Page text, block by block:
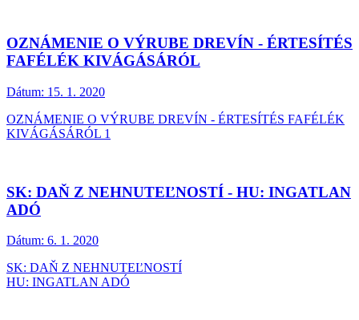
OZNÁMENIE O VÝRUBE DREVÍN - ÉRTESÍTÉS
FAFÉLÉK KIVÁGÁSÁRÓL
Dátum: 15. 1. 2020
OZNÁMENIE O VÝRUBE DREVÍN - ÉRTESÍTÉS FAFÉLÉK
KIVÁGÁSÁRÓL 1
SK: DAŇ Z NEHNUTEĽNOSTÍ - HU: INGATLAN
ADÓ
Dátum: 6. 1. 2020
SK: DAŇ Z NEHNUTEĽNOSTÍ
HU: INGATLAN ADÓ